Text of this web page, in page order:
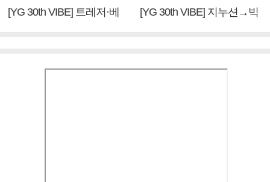
[YG 30th VIBE] 트레저·베
[YG 30th VIBE] 지누션→빅